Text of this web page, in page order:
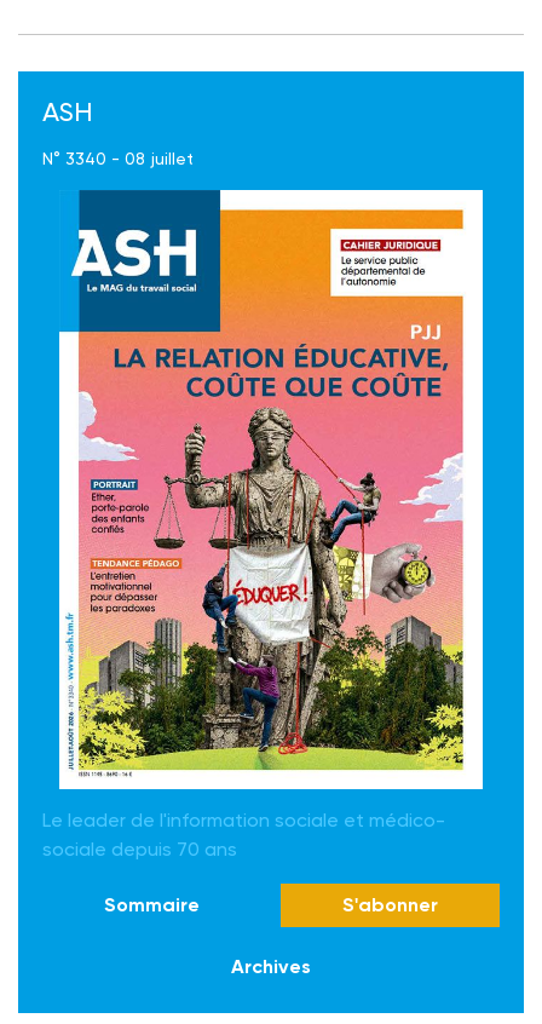
ASH
N° 3340 - 08 juillet
Le leader de l'information sociale et médico-
sociale depuis 70 ans
Sommaire S'abonner
Archives